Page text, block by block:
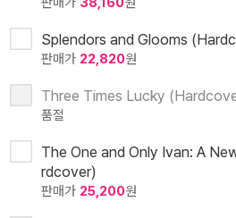
Splendors and Glooms
판매가 22,820원
Three Times Lucky
품절
The One and Only Ivan: A
rdcover)
판매가 25,200원